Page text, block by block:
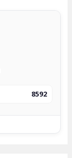
8592